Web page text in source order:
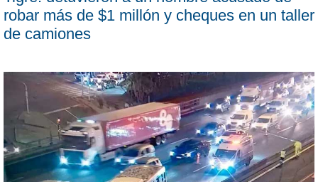
robar más de $1 millón y cheques en un taller
de camiones